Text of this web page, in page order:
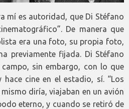
mí es autoridad, que Di Stéfano
De manera que
era una foto, su propia foto,
previamente fijada. Di Stéfano
sin embargo, con lo que
hace cine en el estadio, sí. “Los
diría, viajaban en un avión
eterno, y cuando se retiró de